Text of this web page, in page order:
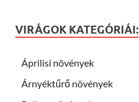
VIRÁGOK KATEGÓRIÁI:
Áprilisi növények
Árnyéktűrő növények